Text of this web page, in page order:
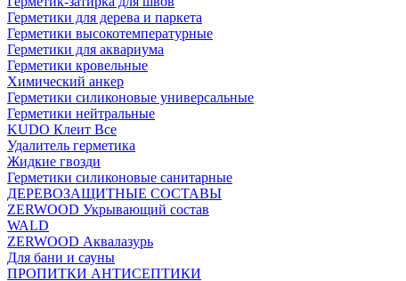
Герметики для дерева и паркета
Герметики высокотемпературные
Герметики для аквариума
Герметики кровельные
Химический анкер
Герметики силиконовые универсальные
Герметики нейтральные
KUDO Клеит Все
Удалитель герметика
Жидкие гвозди
Герметики силиконовые санитарные
ДЕРЕВОЗАЩИТНЫЕ СОСТАВЫ
ZERWOOD Укрывающий состав
WALD
ZERWOOD Аквалазурь
Для бани и сауны
ПРОПИТКИ АНТИСЕПТИКИ